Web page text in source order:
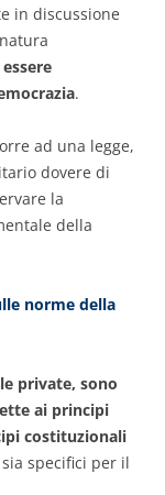
in discussione
.
ad una legge,
dovere di
la
della
norme della
private, sono
ai principi
costituzionali
specifici per il